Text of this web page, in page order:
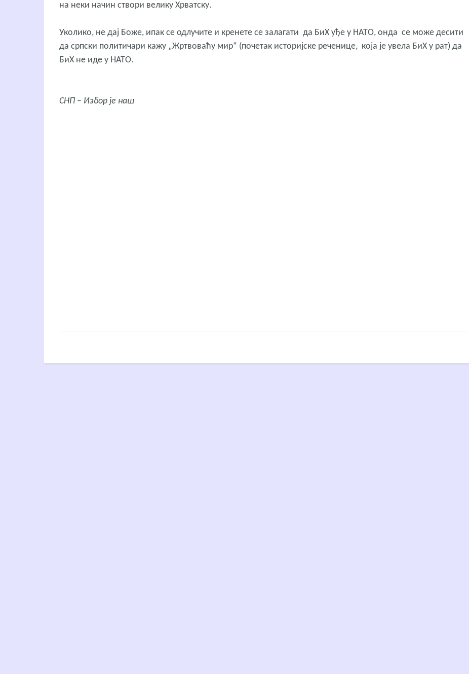
на неки начин створи велику Хрватску.
Уколико, не дај Боже, ипак се одлучите и кренете се залагати да БиХ уђе у НАТО, онда се може десити
да српски политичари кажу „Жртвоваћу мир“ (почетак историјске реченице, која је увела БиХ у рат) да
БиХ не иде у НАТО.
СНП – Избор је наш